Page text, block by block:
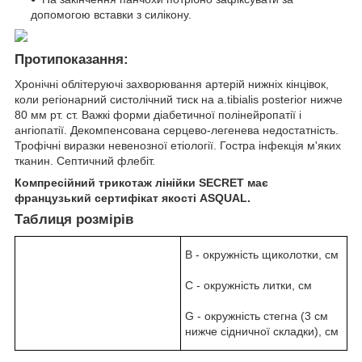
допомогою вставки з силікону.
Протипоказання:
Хронічні облітеруючі захворювання артерій нижніх кінцівок,
коли регіонарний систолічний тиск на a.tibialis posterior нижче
80 мм рт. ст. Важкі форми діабетичної полінейропатії і
ангіопатії. Декомпенсована серцево-легенева недостатність.
Трофічні виразки невенозної етіології. Гостра інфекція м'яких
тканин. Септичний флебіт.
Компресійний трикотаж лінійки SECRET має
французький сертифікат якості ASQUAL.
Таблиця розмірів
В - окружність щиколотки, см
C - окружність литки, см
G - окружність стегна (3 см
нижче сідничної складки), см